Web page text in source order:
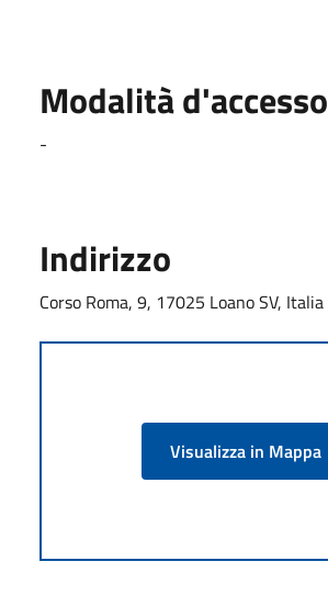
Modalità d'accesso
-
Indirizzo
Corso Roma, 9, 17025 Loano SV, Italia
Visualizza in Mappa